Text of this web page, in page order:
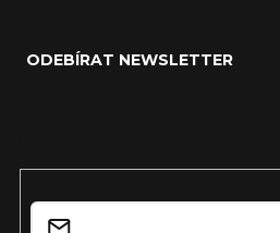
ODEBÍRAT NEWSLETTER